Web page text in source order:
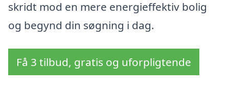
skridt mod en mere energieffektiv bolig
og begynd din søgning i dag.
Få 3 tilbud, gratis og uforpligtende